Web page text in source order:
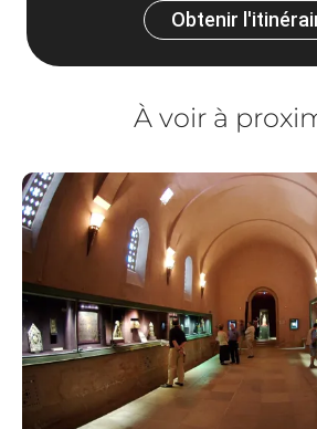
Obtenir
À voir à